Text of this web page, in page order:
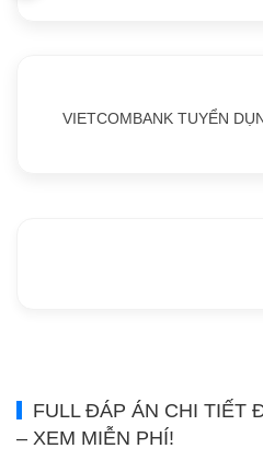
VIETCOMBANK TUYỂN
FULL ĐÁP ÁN CHI TIẾT
– XEM MIỄN PHÍ!